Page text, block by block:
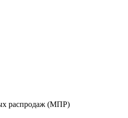
распродаж (МПР)